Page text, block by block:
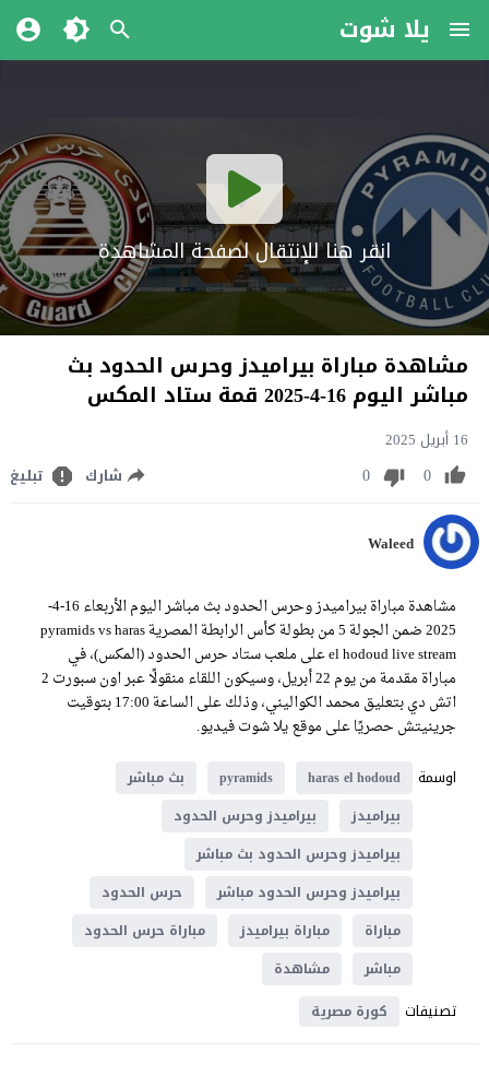
يلا شوت
انقر هنا للإنتقال لصفحة المشاهدة
مشاهدة مباراة بيراميدز وحرس الحدود بث
مباشر اليوم 16-4-2025 قمة ستاد المكس
16 أبريل 2025
0
0 شارك تبليغ
Waleed
مشاهدة مباراة بيراميدز وحرس الحدود بث مباشر اليوم الأربعاء 16-4-
2025 ضمن الجولة 5 من بطولة كأس الرابطة المصرية pyramids vs haras
el hodoud live stream على ملعب ستاد حرس الحدود (المكس)، في
مباراة مقدمة من يوم 22 أبريل، وسيكون اللقاء منقولًا عبر اون سبورت 2
اتش دي بتعليق محمد الكواليني، وذلك على الساعة 17:00 بتوقيت
جرينيتش حصريًا على موقع يلا شوت فيديو.
اوسمة
haras el hodoud
pyramids
بث مباشر
بيراميدز
بيراميدز وحرس الحدود
بيراميدز وحرس الحدود بث مباشر
بيراميدز وحرس الحدود مباشر
حرس الحدود
مباراة
مباراة بيراميدز
مباراة حرس الحدود
مباشر
مشاهدة
تصنيفات كورة مصرية